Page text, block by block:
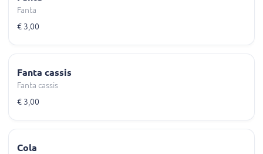
Fanta
€ 3,00
Fanta cassis
Fanta cassis
€ 3,00
Cola